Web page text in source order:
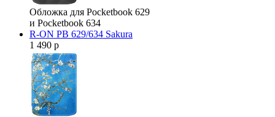
Обложка для Pocketbook 629
и Pocketbook 634
R-ON PB 629/634 Sakura
1 490 р